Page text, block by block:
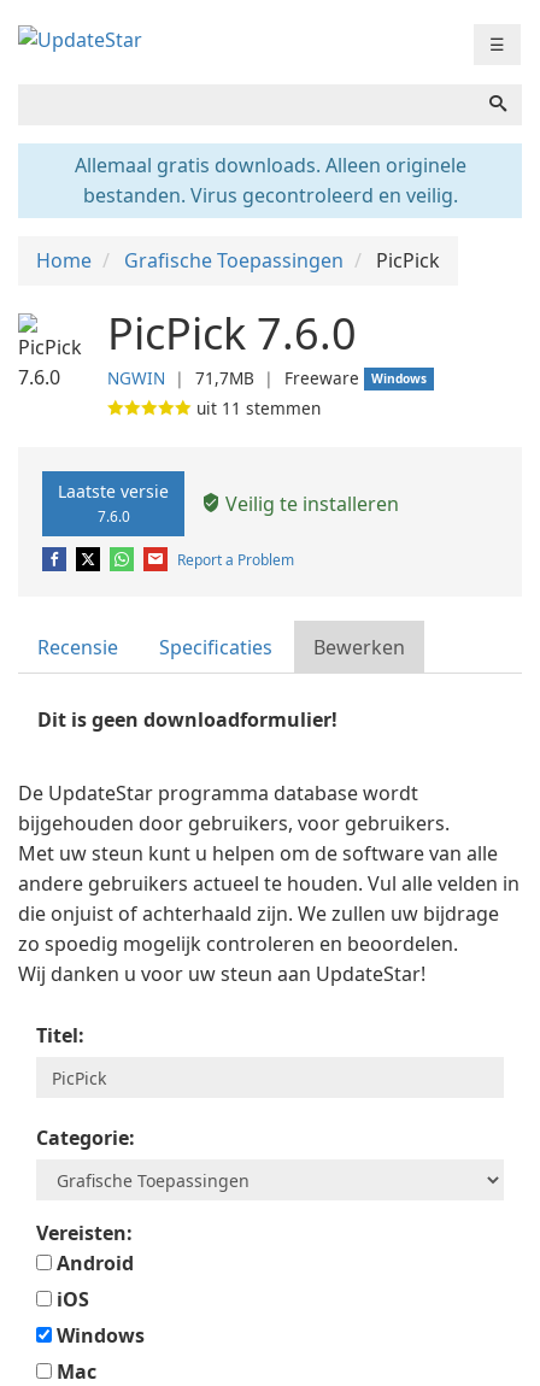
☰
Allemaal gratis downloads. Alleen originele
bestanden. Virus gecontroleerd en veilig.
Home Grafische Toepassingen PicPick
PicPick 7.6.0
NGWIN ❘ 71,7MB ❘ Freeware Windows
uit 11 stemmen
Laatste versie
7.6.0 Veilig te installeren
Report a Problem
Recensie Specificaties Bewerken
Dit is geen downloadformulier!
De UpdateStar programma database wordt
bijgehouden door gebruikers, voor gebruikers.
Met uw steun kunt u helpen om de software van alle
andere gebruikers actueel te houden. Vul alle velden in
die onjuist of achterhaald zijn. We zullen uw bijdrage
zo spoedig mogelijk controleren en beoordelen.
Wij danken u voor uw steun aan UpdateStar!
Titel:
Categorie:
Vereisten:
Android
iOS
Windows
Mac